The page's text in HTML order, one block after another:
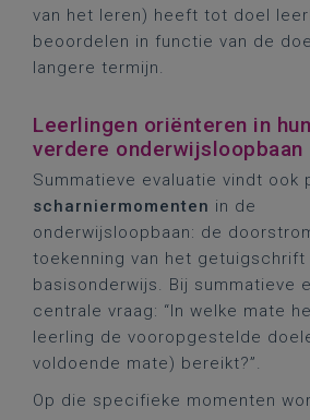
van het leren) heeft tot doel
beoordelen in functie van de
langere termijn.
Leerlingen oriënteren in hun
verdere onderwijsloopbaan
Summatieve evaluatie vindt ook
scharniermomenten in de
onderwijsloopbaan: de
toekenning van het getuigschrift
basisonderwijs. Bij summatieve
centrale vraag: “In welke mate
leerling de vooropgestelde
voldoende mate) bereikt?”.
Op die specifieke momenten